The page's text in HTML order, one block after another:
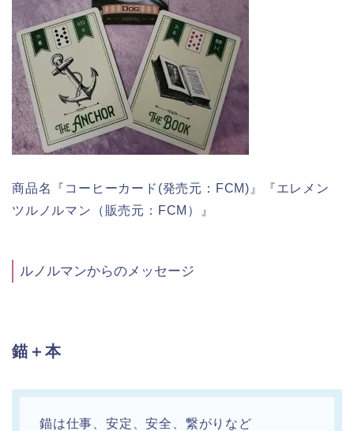
商品名『コーヒーカード(発売元：FCM)』『エレメン
ツルノルマン（販売元：FCM）』
ルノルマンからのメッセージ
錨 ＋本
錨は仕事、安定、安全、繋がりなど